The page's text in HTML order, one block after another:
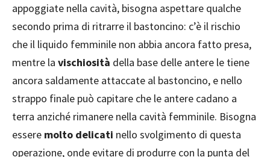
appoggiate nella cavità, bisogna aspettare qualche
secondo prima di ritrarre il bastoncino: c’è il rischio
che il liquido femminile non abbia ancora fatto presa,
mentre la vischiosità della base delle antere le tiene
ancora saldamente attaccate al bastoncino, e nello
strappo finale può capitare che le antere cadano a
terra anziché rimanere nella cavità femminile. Bisogna
essere molto delicati nello svolgimento di questa
operazione, onde evitare di produrre con la punta del